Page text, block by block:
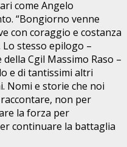
come Angelo
“Bongiorno venne
con coraggio e costanza
stesso epilogo –
Cgil Massimo Raso –
e di tantissimi altri
Nomi e storie che noi
non per
la forza per
continuare la battaglia